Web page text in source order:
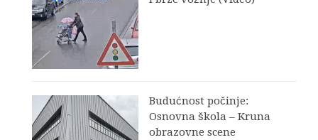
Budućnost počinje:
Osnovna škola – Kruna
obrazovne scene